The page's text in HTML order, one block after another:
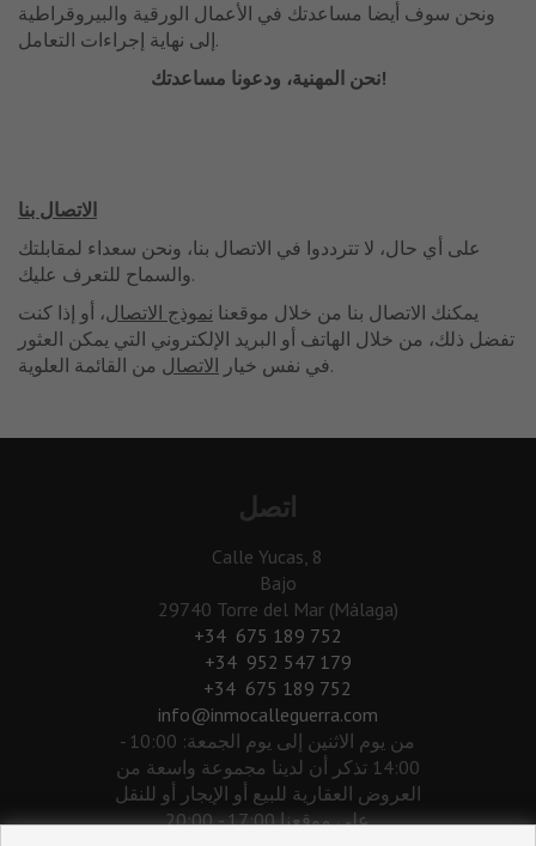
ونحن سوف أيضا مساعدتك في الأعمال الورقية والبيروقراطية
إلى نهاية إجراءات التعامل.
نحن المهنية، ودعونا مساعدتك!
الاتصال بنا
على أي حال، لا تترددوا في الاتصال بنا، ونحن سعداء لمقابلتك
والسماح للتعرف عليك.
يمكنك الاتصال بنا من خلال موقعنا نموذج الاتصال، أو إذا كنت
تفضل ذلك، من خلال الهاتف أو البريد الإلكتروني التي يمكن العثور
في نفس خيار الاتصال من القائمة العلوية.
اتصل
Calle Yucas, 8
Bajo
29740 Torre del Mar (Málaga)
‎+34 675 189 752
+34 952 547 179
+34 675 189 752
info@inmocalleguerra.com
من يوم الاثنين إلى يوم الجمعة: 10:00 -
14:00 تذكر أن لدينا مجموعة واسعة من
العروض العقارية للبيع أو الإيجار أو للنقل
على موقعنا 17:00 - 20:00